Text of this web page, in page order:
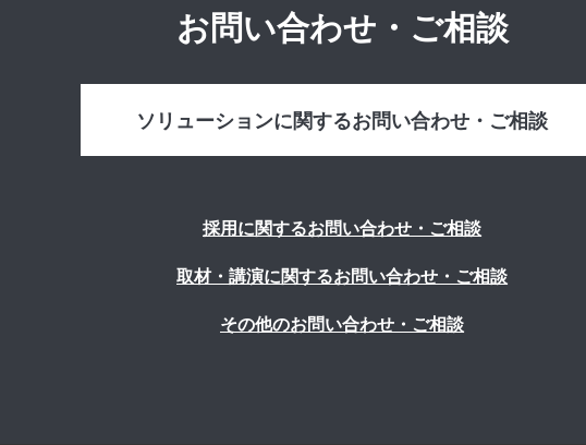
お問い合わせ・ご相談
ソリューションに関するお問い合わせ・ご相談
採用に関するお問い合わせ・ご相談
取材・講演に関するお問い合わせ・ご相談
その他のお問い合わせ・ご相談